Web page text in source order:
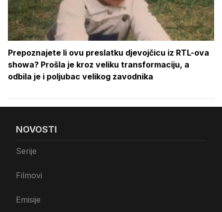
Prepoznajete li ovu preslatku djevojčicu iz RTL-ova
showa? Prošla je kroz veliku transformaciju, a
odbila je i poljubac velikog zavodnika
NOVOSTI
Serije
Filmovi
Emisije